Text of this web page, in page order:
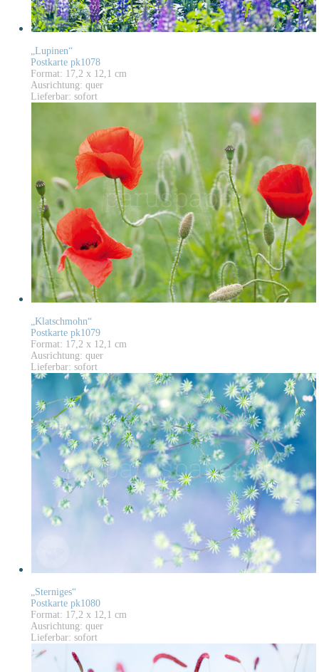
„Lupinen“
Postkarte pk1078
Format: 17,2 x 12,1 cm
Ausrichtung: quer
Lieferbar: sofort
„Klatschmohn“
Postkarte pk1079
Format: 17,2 x 12,1 cm
Ausrichtung: quer
Lieferbar: sofort
„Sterniges“
Postkarte pk1080
Format: 17,2 x 12,1 cm
Ausrichtung: quer
Lieferbar: sofort